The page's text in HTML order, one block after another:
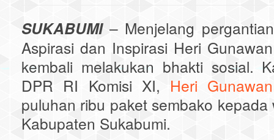
SUKABUMI– Menjelang
Aspirasi dan Inspirasi Heri
kembali melakukan bhakti sosial.
DPR RI Komisi XI, Heri Gunawan
puluhan ribu paket sembako
Kabupaten Sukabumi.